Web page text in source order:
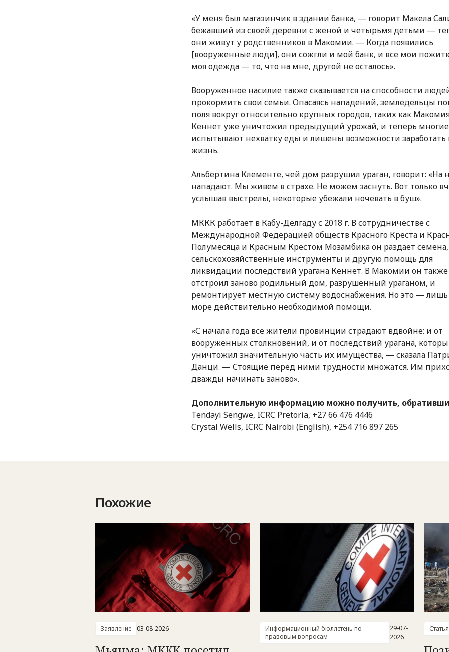
«У меня был магазинчик в здании банка, — говорит Макела
бежавший из своей деревни с женой и четырьмя детьми —
они живут у родственников в Макомии. — Когда появились
[вооруженные люди], они сожгли и мой банк, и все мои
моя одежда — то, что на мне, другой не осталось».
Вооруженное насилие также сказывается на способности
прокормить свои семьи. Опасаясь нападений, земледельцы
поля вокруг относительно крупных городов, таких как
Кеннет уже уничтожил предыдущий урожай, и теперь
испытывают нехватку еды и лишены возможности заработать
жизнь.
Альбертина Клементе, чей дом разрушил ураган, говорит: «На
нападают. Мы живем в страхе. Не можем заснуть. Вот только
услышав выстрелы, некоторые убежали ночевать в буш».
МККК работает в Кабу-Делгаду с 2018 г. В сотрудничестве с
Международной Федерацией обществ Красного Креста и
Полумесяца и Красным Крестом Мозамбика он раздает семена,
сельскохозяйственные инструменты и другую помощь для
ликвидации последствий урагана Кеннет. В Макомии он также
отстроил заново родильный дом, разрушенный ураганом, и
ремонтирует местную систему водоснабжения. Но это — лишь
море действительно необходимой помощи.
«С начала года все жители провинции страдают вдвойне: и от
вооруженных столкновений, и от последствий урагана,
уничтожил значительную часть их имущества, — сказала
Данци. — Стоящие перед ними трудности множатся. Им
дважды начинать заново».
Дополнительную информацию можно получить,
Tendayi Sengwe, ICRC Pretoria, +27 66 476 4446
Crystal Wells, ICRC Nairobi (English), +254 716 897 265
Похожие
Заявление 03-08-2026
Информационный бюллетень по
правовым вопросам
29-07-
2026
Статья